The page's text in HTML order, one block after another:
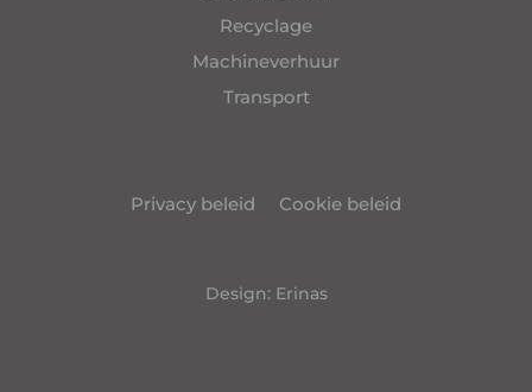
Recyclage
Machineverhuur
Transport
Privacy beleid Cookie beleid
Design: Erinas